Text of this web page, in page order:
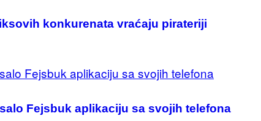
konkurenata vraćaju pirateriji
Fejsbuk aplikaciju sa svojih telefona